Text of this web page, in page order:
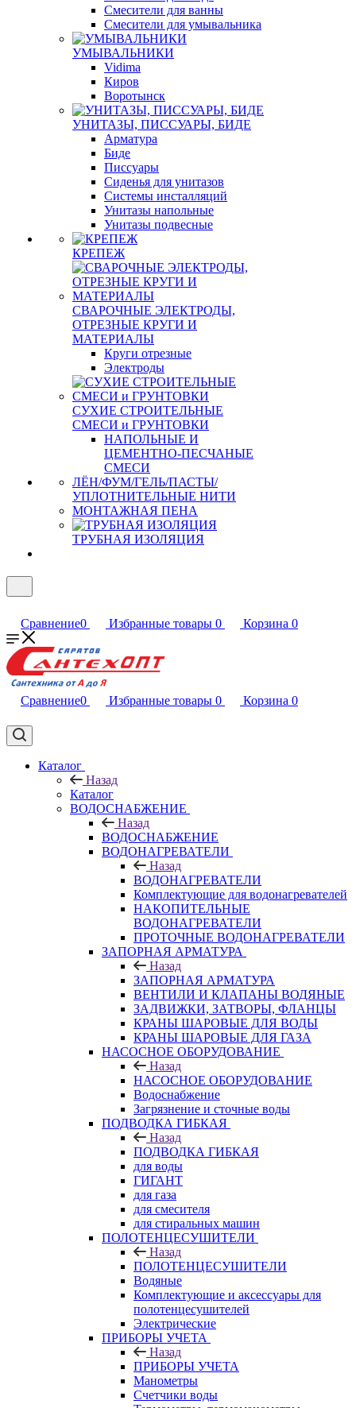
Смесители для ванны
Смесители для умывальника
УМЫВАЛЬНИКИ
Vidima
Киров
Воротынск
УНИТАЗЫ, ПИССУАРЫ, БИДЕ
Арматура
Биде
Писсуары
Сиденья для унитазов
Системы инсталляций
Унитазы напольные
Унитазы подвесные
КРЕПЕЖ
СВАРОЧНЫЕ ЭЛЕКТРОДЫ,
ОТРЕЗНЫЕ КРУГИ И
МАТЕРИАЛЫ
Круги отрезные
Электроды
СУХИЕ СТРОИТЕЛЬНЫЕ
СМЕСИ и ГРУНТОВКИ
НАПОЛЬНЫЕ И
ЦЕМЕНТНО-ПЕСЧАНЫЕ
СМЕСИ
ЛЁН/ФУМ/ГЕЛЬ/ПАСТЫ/
УПЛОТНИТЕЛЬНЫЕ НИТИ
МОНТАЖНАЯ ПЕНА
ТРУБНАЯ ИЗОЛЯЦИЯ
Сравнение0 Избранные товары 0 Корзина 0
Сравнение0 Избранные товары 0 Корзина 0
Каталог
Назад
Каталог
ВОДОСНАБЖЕНИЕ
Назад
ВОДОСНАБЖЕНИЕ
ВОДОНАГРЕВАТЕЛИ
Назад
ВОДОНАГРЕВАТЕЛИ
Комплектующие для водонагревателей
НАКОПИТЕЛЬНЫЕ
ВОДОНАГРЕВАТЕЛИ
ПРОТОЧНЫЕ ВОДОНАГРЕВАТЕЛИ
ЗАПОРНАЯ АРМАТУРА
Назад
ЗАПОРНАЯ АРМАТУРА
ВЕНТИЛИ И КЛАПАНЫ ВОДЯНЫЕ
ЗАДВИЖКИ, ЗАТВОРЫ, ФЛАНЦЫ
КРАНЫ ШАРОВЫЕ ДЛЯ ВОДЫ
КРАНЫ ШАРОВЫЕ ДЛЯ ГАЗА
НАСОСНОЕ ОБОРУДОВАНИЕ
Назад
НАСОСНОЕ ОБОРУДОВАНИЕ
Водоснабжение
Загрязнение и сточные воды
ПОДВОДКА ГИБКАЯ
Назад
ПОДВОДКА ГИБКАЯ
для воды
ГИГАНТ
для газа
для смесителя
для стиральных машин
ПОЛОТЕНЦЕСУШИТЕЛИ
Назад
ПОЛОТЕНЦЕСУШИТЕЛИ
Водяные
Комплектующие и аксессуары для
полотенцесушителей
Электрические
ПРИБОРЫ УЧЕТА
Назад
ПРИБОРЫ УЧЕТА
Манометры
Счетчики воды